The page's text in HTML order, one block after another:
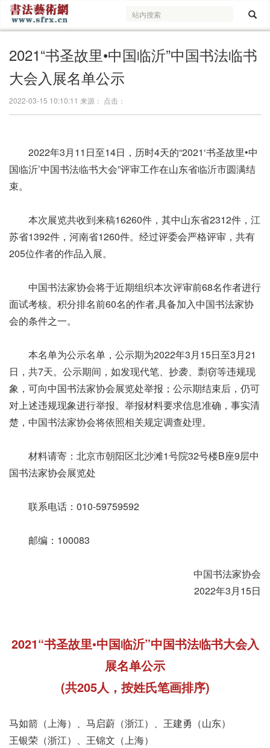
2021“书圣故里•中国临沂”中国书法临书
大会入展名单公示
2022-03-15 10:10:11 来源： 点击：
2022年3月11日至14日，历时4天的“2021‘书圣故里•中
国临沂’中国书法临书大会”评审工作在山东省临沂市圆满结
束。
本次展览共收到来稿16260件，其中山东省2312件，江
苏省1392件，河南省1260件。经过评委会严格评审，共有
205位作者的作品入展。
中国书法家协会将于近期组织本次评审前68名作者进行
面试考核。积分排名前60名的作者,具备加入中国书法家协
会的条件之一。
本名单为公示名单，公示期为2022年3月15日至3月21
日，共7天。公示期间，如发现代笔、抄袭、剽窃等违规现
象，可向中国书法家协会展览处举报；公示期结束后，仍可
对上述违规现象进行举报。举报材料要求信息准确，事实清
楚，中国书法家协会将依照相关规定调查处理。
材料请寄：北京市朝阳区北沙滩1号院32号楼B座9层中
国书法家协会展览处
联系电话：010-59759592
邮编：100083
中国书法家协会
2022年3月15日
2021“书圣故里•中国临沂”中国书法临书大会入
展名单公示
(共205人，按姓氏笔画排序)
马如箭（上海）、马启蔚（浙江）、王建勇（山东）
王银荣（浙江）、王锦文（上海）